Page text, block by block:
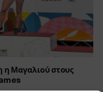
η Μαγαλιού στους